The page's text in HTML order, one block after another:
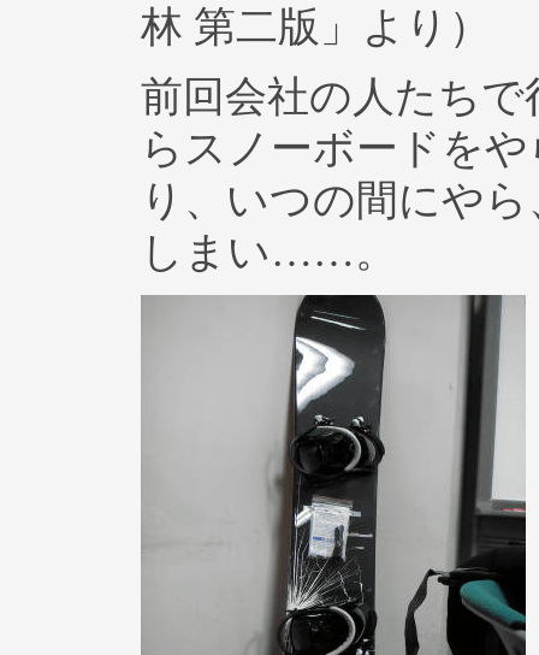
林 第二版」より）
前回会社の人たち
らスノーボードを
り、いつの間にや
しまい……。